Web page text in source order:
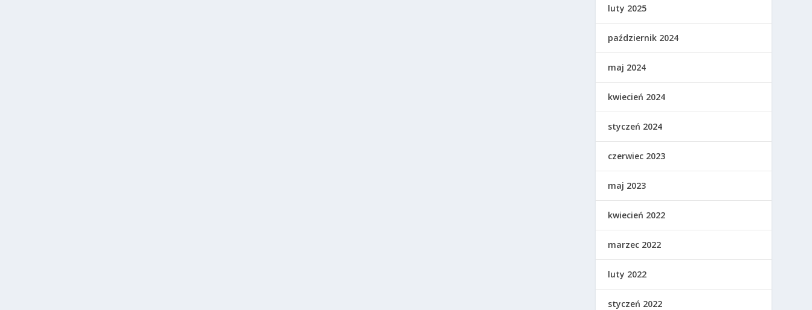
luty 2025
październik 2024
maj 2024
kwiecień 2024
styczeń 2024
czerwiec 2023
maj 2023
kwiecień 2022
marzec 2022
luty 2022
styczeń 2022